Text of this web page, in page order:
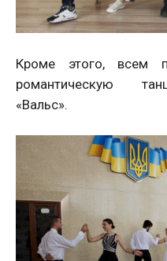
Кроме этого, всем
романтическую
«Вальс».